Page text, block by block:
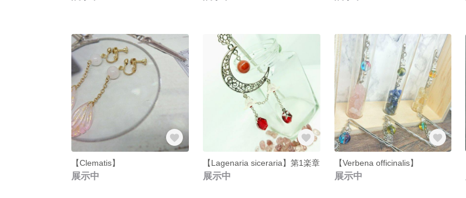
【Clematis】
展示中
【Lagenaria siceraria】第1楽章
展示中
【Verbena officinalis】
展示中